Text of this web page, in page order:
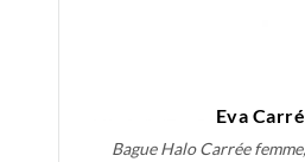
Eva
Bague Halo Carrée